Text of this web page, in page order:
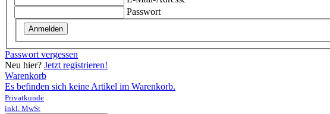
Passwort
Anmelden
Passwort vergessen
Neu hier? Jetzt registrieren!
Warenkorb
Es befinden sich keine Artikel im Warenkorb.
Privatkunde
inkl. MwSt